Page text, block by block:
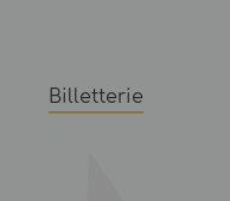
Billetterie